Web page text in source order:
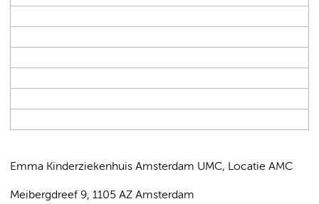
Emma Kinderziekenhuis Amsterdam UMC, Locatie AMC
Meibergdreef 9, 1105 AZ Amsterdam